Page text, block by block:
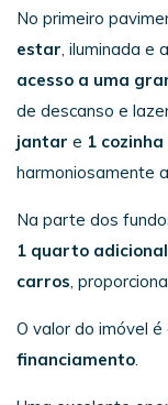
No primeiro
estar, iluminada e
acesso a uma
de descanso e
jantar e 1
harmoniosamente
Na parte dos
1 quarto adicional
carros,
O valor do imóvel é
financiamento.